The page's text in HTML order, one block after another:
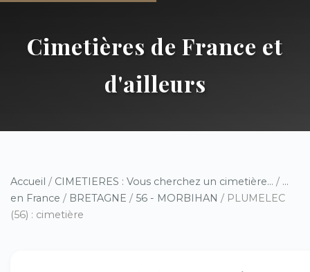
Cimetières de France et
d'ailleurs
Accueil / CIMETIERES : Vous cherchez un cimetière... / ...
en France / BRETAGNE / 56 - MORBIHAN / PLUMELEC
(56) : cimetière